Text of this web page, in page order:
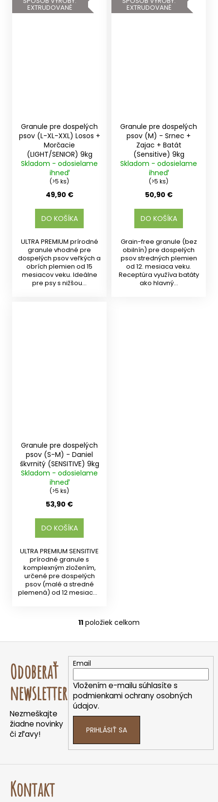
EXTRUDOVANÉ
Granule pre dospelých
psov (L-XL-XXL) Losos +
Morčacie
(LIGHT/SENIOR) 9kg
Skladom - odosielame
ihneď
(>5 ks)
49,90 €
DO KOŠÍKA
ULTRA PREMIUM prírodné
granule vhodné pre
dospelých psov veľkých a
obrích plemien od 15
mesiacov veku. Ideálne
pre psy s nižšou...
EXTRUDOVANÉ
Granule pre dospelých
psov (M) - Srnec +
Zajac + Batát
(Sensitive) 9kg
Skladom - odosielame
ihneď
(>5 ks)
50,90 €
DO KOŠÍKA
Grain-free granule (bez
obilnín) pre dospelých
psov stredných plemien
od 12. mesiaca veku.
Receptúra využíva batáty
ako hlavný...
Granule pre dospelých
psov (S-M) - Daniel
škvrnitý (SENSITIVE) 9kg
Skladom - odosielame
ihneď
(>5 ks)
53,90 €
DO KOŠÍKA
ULTRA PREMIUM SENSITIVE
prírodné granule s
komplexným zložením,
určené pre dospelých
psov (malé a stredné
plemená) od 12 mesiacov
O
v
á
d
a
c
i
e
p
r
v
y
11 položiek celkom
Odoberať
newsletter
Nezmeškajte
žiadne novinky
či zľavy!
Email
Vložením e-mailu súhlasíte s
podmienkami ochrany osobných
údajov.
PRIHLÁSIŤ SA
Kontakt